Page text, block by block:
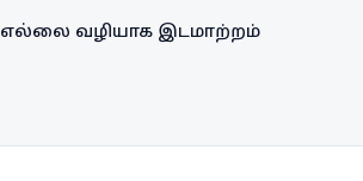
எல்லை வழியாக இடமாற்றம்